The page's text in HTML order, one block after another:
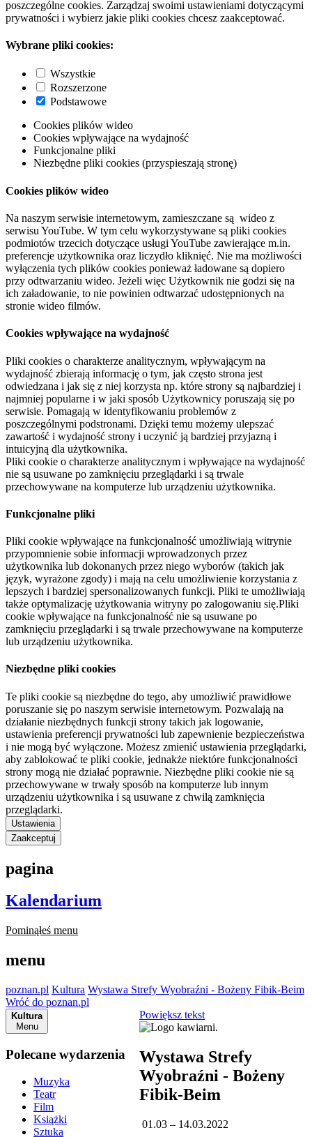
poszczególne cookies. Zarządzaj swoimi ustawieniami dotyczącymi
prywatności i wybierz jakie pliki cookies chcesz zaakceptować.
Wybrane pliki cookies:
Wszystkie
Rozszerzone
Podstawowe
Cookies plików wideo
Cookies wpływające na wydajność
Funkcjonalne pliki
Niezbędne pliki cookies (przyspieszają stronę)
Cookies plików wideo
Na naszym serwisie internetowym, zamieszczane są wideo z
serwisu YouTube. W tym celu wykorzystywane są pliki cookies
podmiotów trzecich dotyczące usługi YouTube zawierające m.in.
preferencje użytkownika oraz liczydło kliknięć. Nie ma możliwości
wyłączenia tych plików cookies ponieważ ładowane są dopiero
przy odtwarzaniu wideo. Jeżeli więc Użytkownik nie godzi się na
ich załadowanie, to nie powinien odtwarzać udostępnionych na
stronie wideo filmów.
Cookies wpływające na wydajność
Pliki cookies o charakterze analitycznym, wpływającym na
wydajność zbierają informację o tym, jak często strona jest
odwiedzana i jak się z niej korzysta np. które strony są najbardziej i
najmniej popularne i w jaki sposób Użytkownicy poruszają się po
serwisie. Pomagają w identyfikowaniu problemów z
poszczególnymi podstronami. Dzięki temu możemy ulepszać
zawartość i wydajność strony i uczynić ją bardziej przyjazną i
intuicyjną dla użytkownika.
Pliki cookie o charakterze analitycznym i wpływające na wydajność
nie są usuwane po zamknięciu przeglądarki i są trwale
przechowywane na komputerze lub urządzeniu użytkownika.
Funkcjonalne pliki
Pliki cookie wpływające na funkcjonalność umożliwiają witrynie
przypomnienie sobie informacji wprowadzonych przez
użytkownika lub dokonanych przez niego wyborów (takich jak
język, wyrażone zgody) i mają na celu umożliwienie korzystania z
lepszych i bardziej spersonalizowanych funkcji. Pliki te umożliwiają
także optymalizację użytkowania witryny po zalogowaniu się.Pliki
cookie wpływające na funkcjonalność nie są usuwane po
zamknięciu przeglądarki i są trwale przechowywane na komputerze
lub urządzeniu użytkownika.
Niezbędne pliki cookies
Te pliki cookie są niezbędne do tego, aby umożliwić prawidłowe
poruszanie się po naszym serwisie internetowym. Pozwalają na
działanie niezbędnych funkcji strony takich jak logowanie,
ustawienia preferencji prywatności lub zapewnienie bezpieczeństwa
i nie mogą być wyłączone. Możesz zmienić ustawienia przeglądarki,
aby zablokować te pliki cookie, jednakże niektóre funkcjonalności
strony mogą nie działać poprawnie. Niezbędne pliki cookie nie są
przechowywane w trwały sposób na komputerze lub innym
urządzeniu użytkownika i są usuwane z chwilą zamknięcia
przeglądarki.
Ustawienia
Zaakceptuj
pagina
Kalendarium
Pominąłeś menu
menu
poznan.pl Kultura Wystawa Strefy Wyobraźni - Bożeny Fibik-Beim
Wróć do poznan.pl
Kultura
Menu
Polecane wydarzenia
Muzyka
Teatr
Film
Książki
Sztuka
Powiększ tekst
Wystawa Strefy
Wyobraźni - Bożeny
Fibik-Beim
01.03 – 14.03.2022